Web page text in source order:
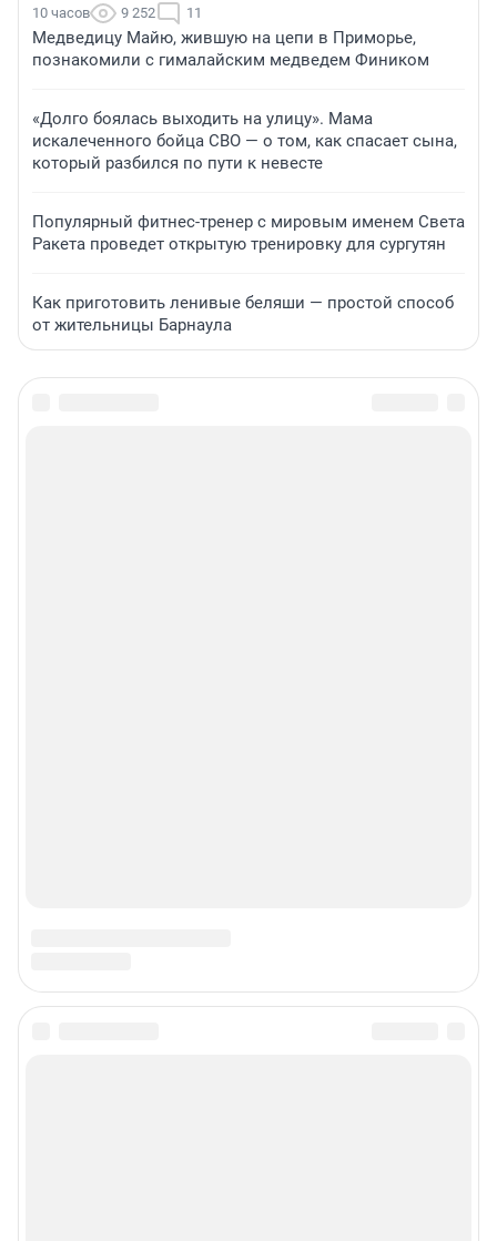
10 часов 9 252 11
Медведицу Майю, жившую на цепи в Приморье,
познакомили с гималайским медведем Фиником
«Долго боялась выходить на улицу». Мама
искалеченного бойца СВО — о том, как спасает сына,
который разбился по пути к невесте
Популярный фитнес-тренер с мировым именем Света
Ракета проведет открытую тренировку для сургутян
Как приготовить ленивые беляши — простой способ
от жительницы Барнаула